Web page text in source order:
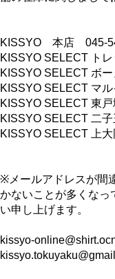
KISSYO 本店 045-
KISSYO SELECT ト
KISSYO SELECT ボ
KISSYO SELECT マ
KISSYO SELECT 東
KISSYO SELECT 二
KISSYO SELECT 上
※メールアドレスが間
かないことが多くなっ
い申し上げます。
kissyo-